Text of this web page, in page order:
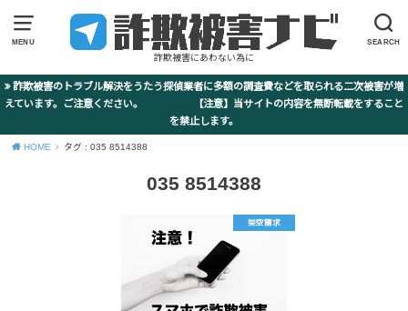
MENU SEARCH
詐欺被害にあわない為に
詐欺被害のトラブル解決をうたう探偵業者に多額の調査費などを取られる二次被害が増
えています。ご注意ください。 【注意】当サイトの内容を無断転載をすること
を禁止します。
HOME タグ : 035 8514388
035 8514388
架空請求